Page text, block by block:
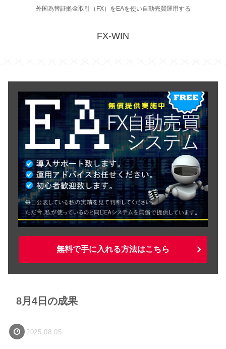
外国為替証拠金取引（FX）をEAを使い自動売買運用する
FX-WIN
無料で手に入れる方法はこちら
8月4日の成果
2025.08.05